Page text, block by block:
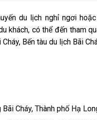
du lịch nghỉ ngơi
khách, có thể đến tham
Bến tàu du lịch Bãi
Cháy, Thành phố Hạ